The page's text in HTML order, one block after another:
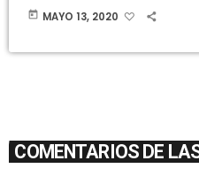
today MAYO 13, 2020
COMENTARIOS DE